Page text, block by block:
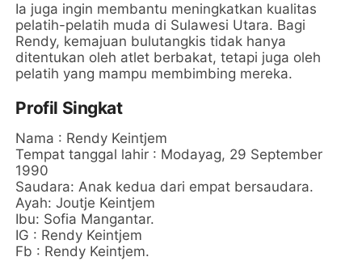
Ia juga ingin membantu meningkatkan kualitas
pelatih-pelatih muda di Sulawesi Utara. Bagi
Rendy, kemajuan bulutangkis tidak hanya
ditentukan oleh atlet berbakat, tetapi juga oleh
pelatih yang mampu membimbing mereka.
Profil Singkat
Nama : Rendy Keintjem
Tempat tanggal lahir : Modayag, 29 September
1990
Saudara: Anak kedua dari empat bersaudara.
Ayah: Joutje Keintjem
Ibu: Sofia Mangantar.
IG : Rendy Keintjem
Fb : Rendy Keintjem.